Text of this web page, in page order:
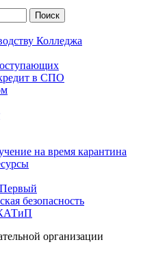
организации